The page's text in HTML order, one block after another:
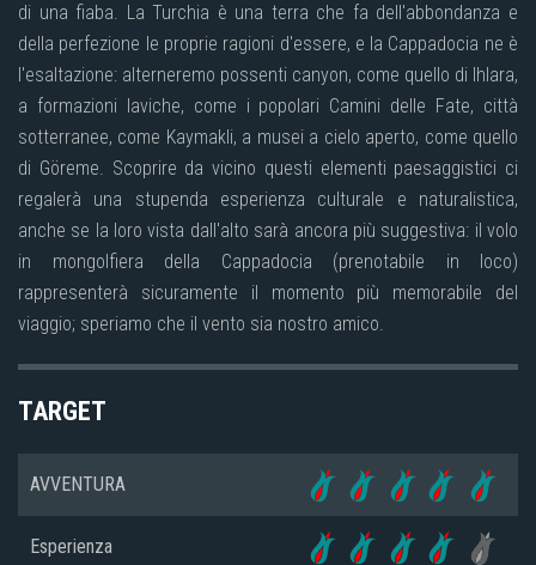
di una fiaba. La Turchia è una terra che fa dell'abbondanza e
della perfezione le proprie ragioni d'essere, e la Cappadocia ne è
l'esaltazione: alterneremo possenti canyon, come quello di Ihlara,
a formazioni laviche, come i popolari Camini delle Fate, città
sotterranee, come Kaymakli, a musei a cielo aperto, come quello
di Göreme. Scoprire da vicino questi elementi paesaggistici ci
regalerà una stupenda esperienza culturale e naturalistica,
anche se la loro vista dall'alto sarà ancora più suggestiva: il volo
in mongolfiera della Cappadocia (prenotabile in loco)
rappresenterà sicuramente il momento più memorabile del
viaggio; speriamo che il vento sia nostro amico.
TARGET
AVVENTURA
Esperienza